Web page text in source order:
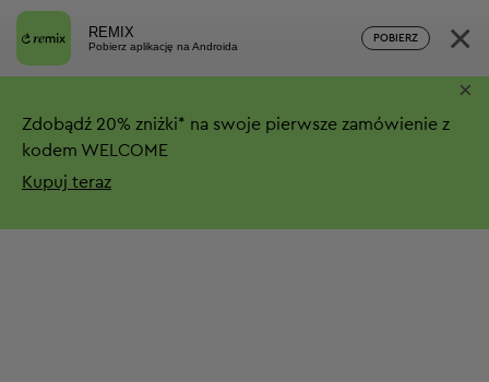
REMIX
Pobierz aplikację na Androida
POBIERZ ×
Zdobądź 20% zniżki* na swoje pierwsze zamówienie z
kodem WELCOME
Kupuj teraz
×